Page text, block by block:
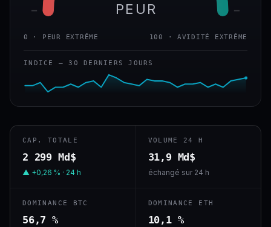
PEUR
0 · PEUR EXTRÊME 100 · AVIDITÉ EXTRÊME
INDICE — 30 DERNIERS JOURS
CAP. TOTALE
2 299 Md$
▲ +0,26 % · 24 h
VOLUME 24 H
31,9 Md$
échangé sur 24 h
DOMINANCE BTC
56,7 %
DOMINANCE ETH
10,1 %